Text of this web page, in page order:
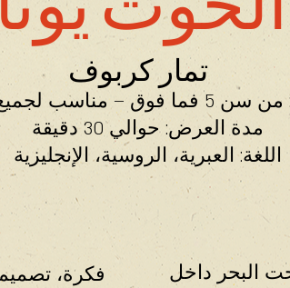
فكرة،
تمار كربوف
البحر داخل
لجميع أفراد العائلة
مدة العرض: حوالي 30 دقيقة
اللغة: العبرية، الروسية، الإنجليزية